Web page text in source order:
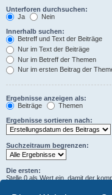
Unterforen durchsuchen:
Ja
Nein
Innerhalb suchen:
Betreff und Text der Beiträge
Nur im Text der Beiträge
Nur im Betreff der Themen
Nur im ersten Beitrag der
Ergebnisse anzeigen als:
Beiträge
Themen
Ergebnisse sortieren nach:
Suchzeitraum begrenzen:
Die ersten:
Stelle 0 als Wert ein, damit der